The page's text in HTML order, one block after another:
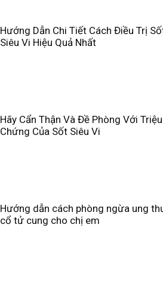
Hướng Dẫn Chi Tiết Cách Điều Trị
Siêu Vi Hiệu Quả Nhất
Hãy Cẩn Thận Và Đề Phòng Với Triệu
Chứng Của Sốt Siêu Vi
Hướng dẫn cách phòng ngừa ung
cổ tử cung cho chị em